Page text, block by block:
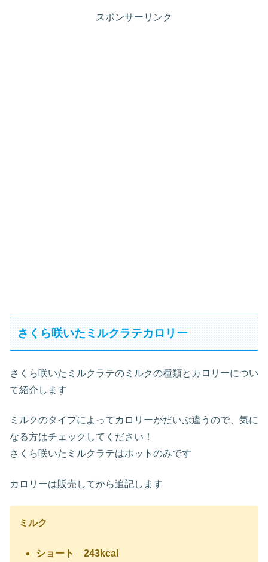
スポンサーリンク
さくら咲いたミルクラテカロリー
さくら咲いたミルクラテのミルクの種類とカロリーについ
て紹介します
ミルクのタイプによってカロリーがだいぶ違うので、気に
なる方はチェックしてください！
さくら咲いたミルクラテはホットのみです
カロリーは販売してから追記します
ミルク
ショート 243kcal